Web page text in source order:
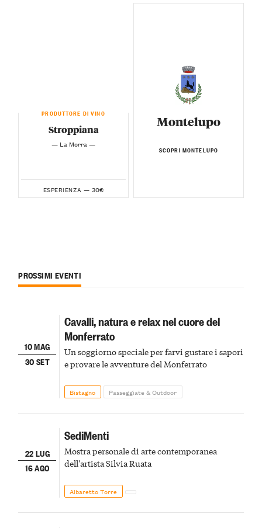
PRODUTTORE DI VINO
Stroppiana
— La Morra —
ESPERIENZA — 30€
Montelupo
SCOPRI MONTELUPO
PROSSIMI EVENTI
10 MAG
30 SET
Cavalli, natura e relax nel cuore del
Monferrato
Un soggiorno speciale per farvi gustare i sapori
e provare le avventure del Monferrato
Bistagno Passeggiate & Outdoor
22 LUG
16 AGO
SediMenti
Mostra personale di arte contemporanea
dell'artista Silvia Ruata
Albaretto Torre